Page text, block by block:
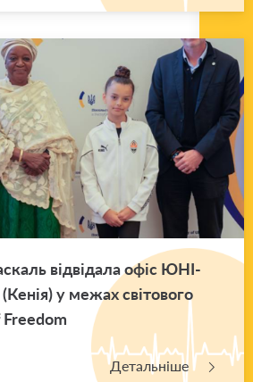
від­ві­да­ла офіс ЮНІ­
у межах сві­то­во­го
Детальніше